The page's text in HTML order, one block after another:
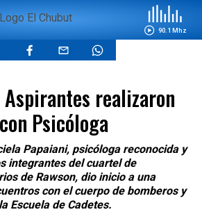
90.1 Mhz
realizaron
Psicóloga
Papaiani, psicóloga reconocida y
integrantes del cuartel de
de Rawson, dio inicio a una
con el cuerpo de bomberos y
Escuela de Cadetes.